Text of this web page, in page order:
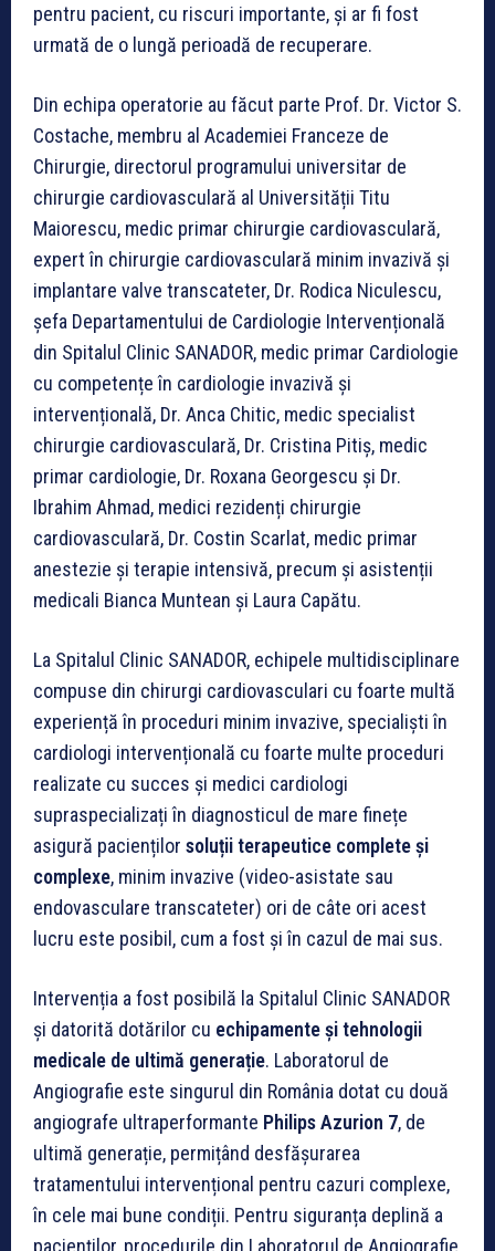
pentru pacient, cu riscuri importante, și ar fi fost
urmată de o lungă perioadă de recuperare.
Din echipa operatorie au făcut parte Prof. Dr. Victor S.
Costache, membru al Academiei Franceze de
Chirurgie, directorul programului universitar de
chirurgie cardiovasculară al Universității Titu
Maiorescu, medic primar chirurgie cardiovasculară,
expert în chirurgie cardiovasculară minim invazivă și
implantare valve transcateter, Dr. Rodica Niculescu,
șefa Departamentului de Cardiologie Intervențională
din Spitalul Clinic SANADOR, medic primar Cardiologie
cu competențe în cardiologie invazivă și
intervențională, Dr. Anca Chitic, medic specialist
chirurgie cardiovasculară, Dr. Cristina Pitiș, medic
primar cardiologie, Dr. Roxana Georgescu și Dr.
Ibrahim Ahmad, medici rezidenți chirurgie
cardiovasculară, Dr. Costin Scarlat, medic primar
anestezie și terapie intensivă, precum și asistenții
medicali Bianca Muntean și Laura Capătu.
La Spitalul Clinic SANADOR, echipele multidisciplinare
compuse din chirurgi cardiovasculari cu foarte multă
experiență în proceduri minim invazive, specialiști în
cardiologi intervențională cu foarte multe proceduri
realizate cu succes și medici cardiologi
supraspecializați în diagnosticul de mare finețe
asigură pacienților soluții terapeutice complete și
complexe, minim invazive (video-asistate sau
endovasculare transcateter) ori de câte ori acest
lucru este posibil, cum a fost și în cazul de mai sus.
Intervenția a fost posibilă la Spitalul Clinic SANADOR
și datorită dotărilor cu echipamente și tehnologii
medicale de ultimă generație. Laboratorul de
Angiografie este singurul din România dotat cu două
angiografe ultraperformante Philips Azurion 7, de
ultimă generație, permițând desfășurarea
tratamentului intervențional pentru cazuri complexe,
în cele mai bune condiții. Pentru siguranța deplină a
pacienților, procedurile din Laboratorul de Angiografie